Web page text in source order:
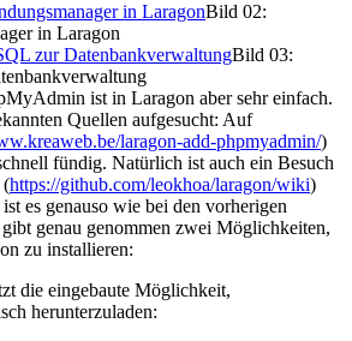
Bild 02:
in Laragon
Bild 03:
ist in Laragon aber sehr einfach.
Quellen aufgesucht: Auf
laragon-add-phpmyadmin/)
fündig. Natürlich ist auch ein Besuch
(https://github.com/leokhoa/laragon/wiki)
es genauso wie bei den vorherigen
genau genommen zwei Möglichkeiten,
zu installieren:
die eingebaute Möglichkeit,
herunterzuladen: